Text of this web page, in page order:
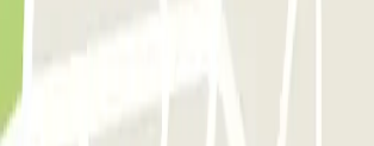
kun je de parkeerplaats zo vaak in- en